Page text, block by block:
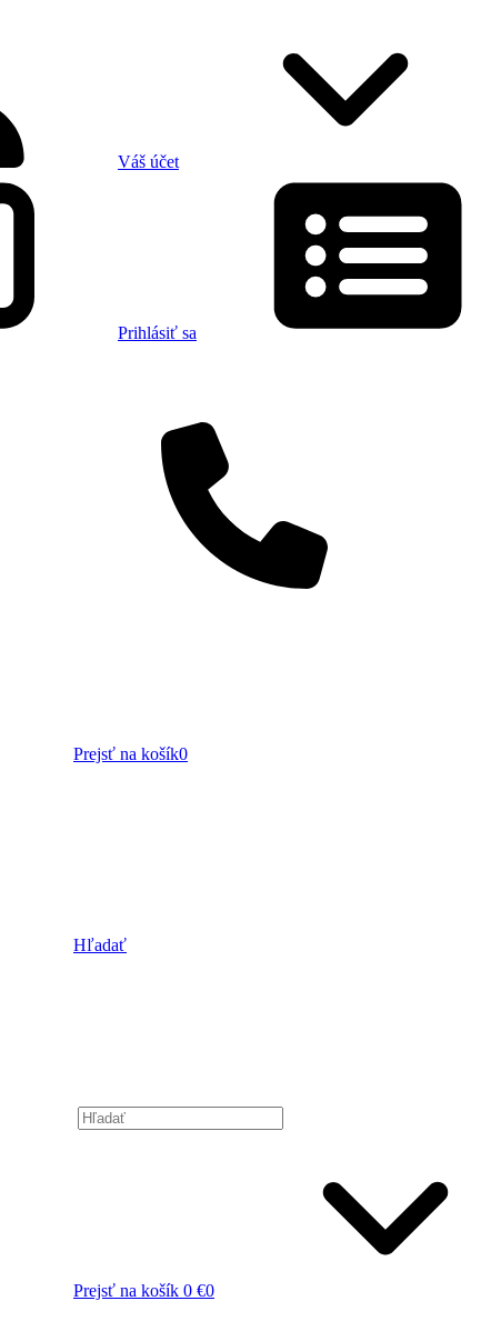
Váš účet
Prihlásiť sa
Prejsť na košík0
Hľadať
Prejsť na košík 0 €0